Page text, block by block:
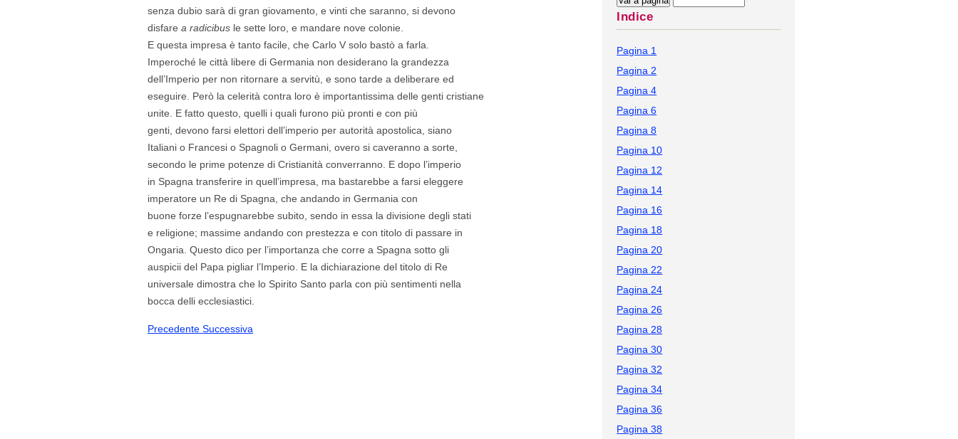
senza dubio sarà di gran giovamento, e vinti che saranno, si devono
disfare a radicibusle sette loro, e mandare nove colonie.
E questa impresa è tanto facile, che Carlo V solo bastò a farla.
Imperoché le città libere di Germania non desiderano la grandezza
dell’Imperio per non ritornare a servitù, e sono tarde a deliberare ed
eseguire. Però la celerità contra loro è importantissima delle genti cristiane
unite. E fatto questo, quelli i quali furono più pronti e con più
genti, devono farsi elettori dell’imperio per autorità apostolica, siano
Italiani o Francesi o Spagnoli o Germani, overo si caveranno a sorte,
secondo le prime potenze di Cristianità converranno. E dopo l’imperio
in Spagna transferire in quell’impresa, ma bastarebbe a farsi eleggere
imperatore un Re di Spagna, che andando in Germania con
buone forze l’espugnarebbe subito, sendo in essa la divisione degli stati
e religione; massime andando con prestezza e con titolo di passare in
Ongaria. Questo dico per l’importanza che corre a Spagna sotto gli
auspicii del Papa pigliar l’Imperio. E la dichiarazione del titolo di Re
universale dimostra che lo Spirito Santo parla con più sentimenti nella
bocca delli ecclesiastici.
Precedente Successiva
Indice
Pagina 1
Pagina 2
Pagina 4
Pagina 6
Pagina 8
Pagina 10
Pagina 12
Pagina 14
Pagina 16
Pagina 18
Pagina 20
Pagina 22
Pagina 24
Pagina 26
Pagina 28
Pagina 30
Pagina 32
Pagina 34
Pagina 36
Pagina 38